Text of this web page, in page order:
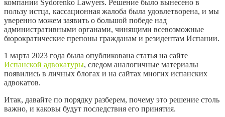
компании Sydorenko Lawyers. Решение было вынесено в
пользу истца, кассационная жалоба была удовлетворена, и мы
уверенно можем заявить о большой победе над
административными органами, чинящими всевозможные
бюрократические препоны гражданам и резидентам Испании.
1 марта 2023 года была опубликована статья на сайте
Испанской адвокатуры, следом аналогичные материалы
появились в личных блогах и на сайтах многих испанских
адвокатов.
Итак, давайте по порядку разберем, почему это решение столь
важно, и каковы будут последствия его принятия.